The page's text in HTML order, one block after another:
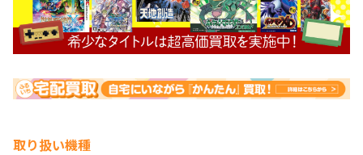
取り扱い機種